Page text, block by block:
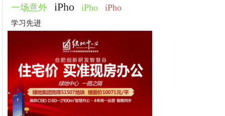
一场意外 iPho iPho iPho
学习先进